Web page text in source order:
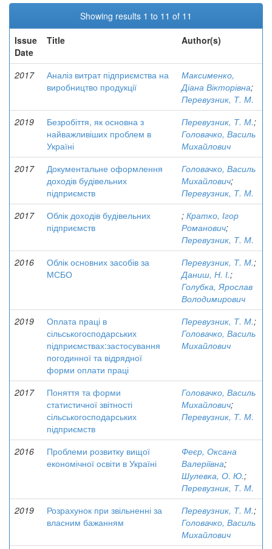
Showing results 1 to 11 of 11
Issue
Date
Title Author(s)
2017
Аналіз витрат підприємства на
виробництво продукції
Максименко,
Діана Вікторівна;
Перевузник, Т. М.
2019
Безробіття, як основна з
найважливіших проблем в
Україні
Перевузник, Т. М.;
Головачко, Василь
Михайлович
2017
Документальне оформлення
доходів будівельних
підприємств
Головачко, Василь
Михайлович;
Перевузник, Т. М.
2017
Облік доходів будівельних
підприємств
; Кратко, Ігор
Романович;
Перевузник, Т. М.
2016
Облік основних засобів за
МСБО
Перевузник, Т. М.;
Даниш, Н. І.;
Голубка, Ярослав
Володимирович
2019
Оплата праці в
сільськогосподарських
підприємствах:застосування
погодинної та відрядної
форми оплати праці
Перевузник, Т. М.;
Головачко, Василь
Михайлович
2017
Поняття та форми
статистичної звітності
сільськогосподарських
підприємств
Головачко, Василь
Михайлович;
Перевузник, Т. М.
2016
Проблеми розвитку вищої
економічної освіти в Україні
Феєр, Оксана
Валеріївна;
Шулевка, О. Ю.;
Перевузник, Т. М.
2019
Розрахунок при звільненні за
власним бажанням
Перевузник, Т. М.;
Головачко, Василь
Михайлович